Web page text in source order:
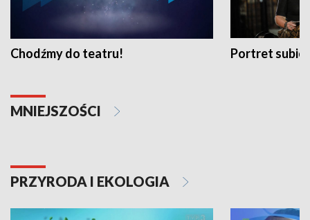
Chodźmy do teatru! Portret
MNIEJSZOŚCI
PRZYRODA I EKOLOGIA